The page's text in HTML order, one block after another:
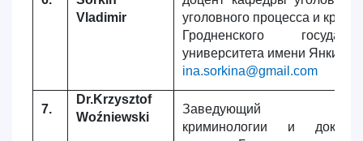
Vladimir
уголовного процесса и
Гродненского
университета имени Янки
ina.sorkina@gmail.com
7.
Dr.Krzysztof
Woźniewski
Заведующий
криминологии и